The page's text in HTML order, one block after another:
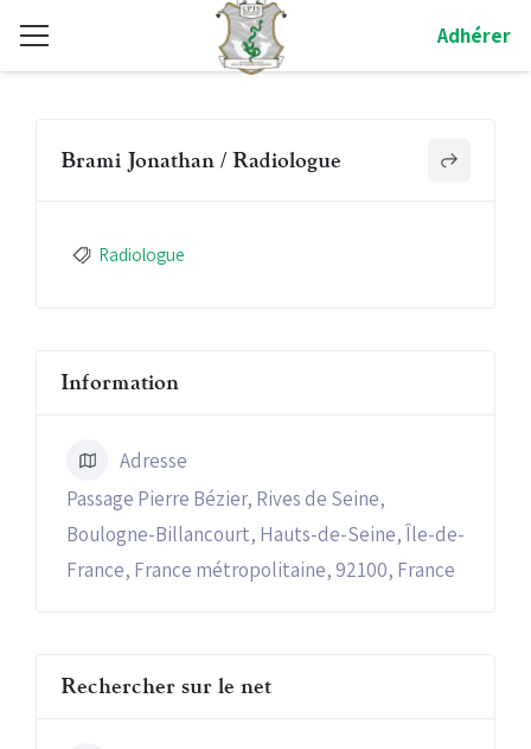
Adhérer
Brami Jonathan / Radiologue
Radiologue
Information
Adresse
Passage Pierre Bézier, Rives de Seine,
Boulogne-Billancourt, Hauts-de-Seine, Île-de-
France, France métropolitaine, 92100, France
Rechercher sur le net